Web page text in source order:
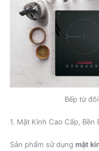
Bếp từ
1. Mặt Kính Cao Cấp, Bền
Sản phẩm sử dụng mặt